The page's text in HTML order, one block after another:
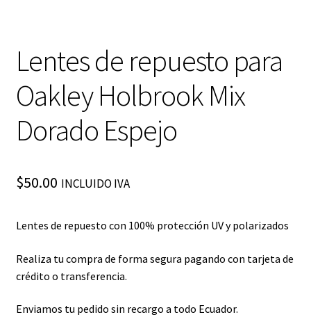
Lentes de repuesto para
Oakley Holbrook Mix
Dorado Espejo
$50.00 INCLUIDO IVA
Lentes de repuesto con 100% protección UV y polarizados
Realiza tu compra de forma segura pagando con tarjeta de
crédito o transferencia.
Enviamos tu pedido sin recargo a todo Ecuador.